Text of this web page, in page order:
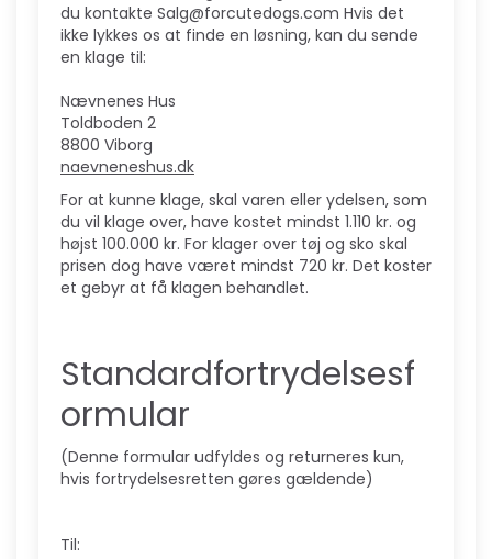
du kontakte Salg@forcutedogs.com Hvis det
ikke lykkes os at finde en løsning, kan du sende
en klage til:
Nævnenes Hus
Toldboden 2
8800 Viborg
naevneneshus.dk
For at kunne klage, skal varen eller ydelsen, som
du vil klage over, have kostet mindst 1.110 kr. og
højst 100.000 kr. For klager over tøj og sko skal
prisen dog have været mindst 720 kr. Det koster
et gebyr at få klagen behandlet.
Standardfortrydelsesf
ormular
(Denne formular udfyldes og returneres kun,
hvis fortrydelsesretten gøres gældende)
Til: